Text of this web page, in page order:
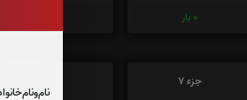
0 بار
جزء 7